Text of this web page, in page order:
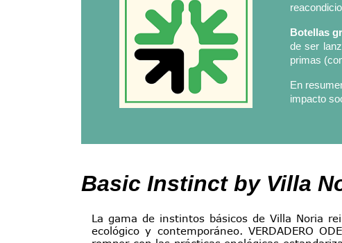
Botellas
de ser
primas
En
impacto
Basic Instinct by Villa
La gama de instintos básicos de Villa Noria
ecológico y contemporáneo. VERDADERO